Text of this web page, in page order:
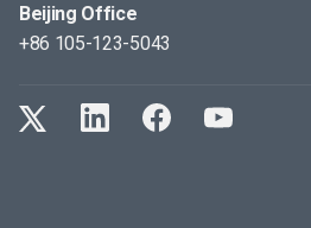
Beijing Office
+86 105-123-5043